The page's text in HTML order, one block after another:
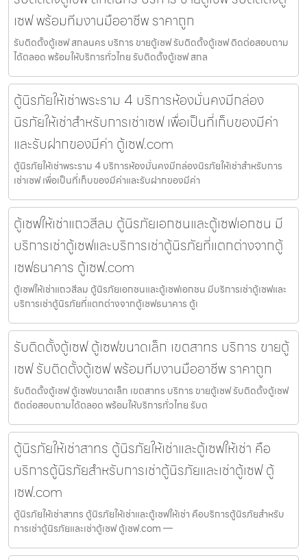
เซฟ พร้อมทีมงานมืออาชีพ ราคาถูก
รับติดตั้งตู้เซฟ สกลนคร บริการ ขายตู้เซฟ รับติดตั้งตู้เซฟ ติดต่อสอบถาม
ได้ตลอด พร้อมให้บริการทั่วไทย รับติดตั้งตู้เซฟ สกล
ตู้นิรภัยให้เช่าพระราม 4 บริการห้องมั่นคงมีกล่อง
นิรภัยให้เช่าสำหรับการเช่าเซฟ เพื่อเป็นที่เก็บของมีค่า
และรับฝากของมีค่า ตู้เซฟ.com
ตู้นิรภัยให้เช่าพระราม 4 บริการห้องมั่นคงมีกล่องนิรภัยให้เช่าสำหรับการ
เช่าเซฟ เพื่อเป็นที่เก็บของมีค่าและรับฝากของมีค่า
ตู้เซฟให้เช่าแถวสีลม ตู้นิรภัยเอกชนและตู้เซฟเอกชน มี
บริการเช่าตู้เซฟและบริการเช่าตู้นิรภัยที่แตกต่างจากตู้
เซฟธนาคาร ตู้เซฟ.com
ตู้เซฟให้เช่าแถวสีลม ตู้นิรภัยเอกชนและตู้เซฟเอกชน มีบริการเช่าตู้เซฟและ
บริการเช่าตู้นิรภัยที่แตกต่างจากตู้เซฟธนาคาร ตู้เ
รับติดตั้งตู้เซฟ ตู้เซฟขนาดเล็ก เขตสาทร บริการ ขายตู้
เซฟ รับติดตั้งตู้เซฟ พร้อมทีมงานมืออาชีพ ราคาถูก
รับติดตั้งตู้เซฟ ตู้เซฟขนาดเล็ก เขตสาทร บริการ ขายตู้เซฟ รับติดตั้งตู้เซฟ
ติดต่อสอบถามได้ตลอด พร้อมให้บริการทั่วไทย รับต
ตู้นิรภัยให้เช่าสาทร ตู้นิรภัยให้เช่าและตู้เซฟให้เช่า คือ
บริการตู้นิรภัยสำหรับการเช่าตู้นิรภัยและเช่าตู้เซฟ ตู้
เซฟ.com
ตู้นิรภัยให้เช่าสาทร ตู้นิรภัยให้เช่าและตู้เซฟให้เช่า คือบริการตู้นิรภัยสำหรับ
การเช่าตู้นิรภัยและเช่าตู้เซฟ ตู้เซฟ.com —